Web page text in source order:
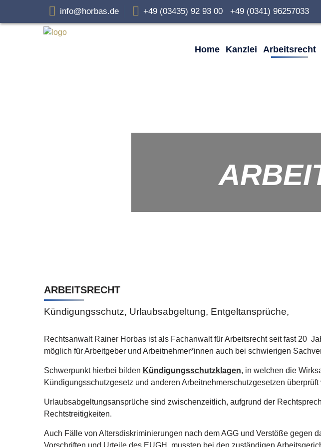
info@horbas.de +49 (03435) 92 93 00 +49 (0341) 96257033
Home Kanzlei Arbeitsrecht
ARBEITSRECHT
Kündigungsschutz, Urlaubsabgeltung, Entgeltansprüche,
Rechtsanwalt Rainer Horbas ist als Fachanwalt für Arbeitsrecht seit fast 20
möglich für Arbeitgeber und Arbeitnehmer*innen auch bei schwierigen
Schwerpunkt hierbei bilden Kündigungsschutzklagen, in welchen die
Kündigungsschutzgesetz und anderen Arbeitnehmerschutzgesetzen überprüft
Urlaubsabgeltungsansprüche sind zwischenzeitlich, aufgrund der
Rechtstreitigkeiten.
Auch Fälle von Altersdiskriminierungen nach dem AGG und Verstöße gegen
Vorschriften und Urteile des EUGH mussten bei den zuständigen